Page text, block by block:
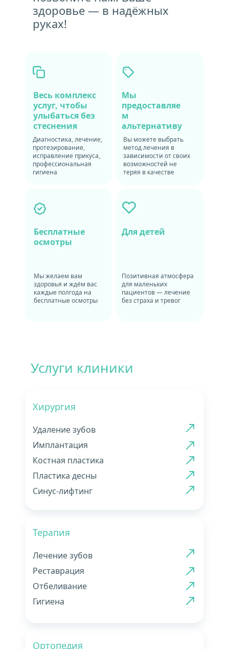
здоровье — в надёжных
руках!
Весь комплекс
услуг, чтобы
улыбаться без
стеснения
Диагностика, лечение,
протезирование,
исправление прикуса,
профессиональная
гигиена
Вы можете выбрать
метод лечения в
зависимости от своих
возможностей не
теряя в качестве
Мы
предоставляе
м
альтернативу
Мы желаем вам
здоровья и ждём вас
каждые полгода на
бесплатные осмотры
Бесплатные
осмотры
Для детей
Позитивная атмосфера
для маленьких
пациентов — лечение
без страха и тревог
Услуги клиники
Ортопедия
Терапия
Лечение зубов
Реставрация
Отбеливание
Гигиена
Хирургия
Удаление зубов
Имплантация
Костная пластика
Пластика десны
Синус-лифтинг